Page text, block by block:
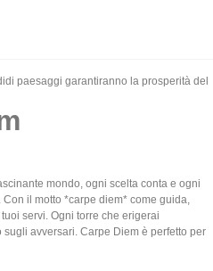
paesaggi garantiranno la prosperità del
mondo, ogni scelta conta e ogni
il motto *carpe diem* come guida,
servi. Ogni torre che erigerai
avversari. Carpe Diem è perfetto per